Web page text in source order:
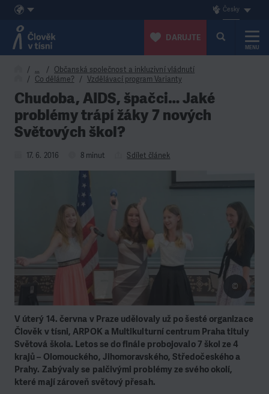
Přeskočit na obsah
Česky
DARUJTE
MENU
…
Občanská společnost a inkluzivní vládnutí
Co děláme?
Vzdělávací program Varianty
Chudoba, AIDS, špačci… Jaké
problémy trápí žáky 7 nových
Světových škol?
17. 6. 2016 8 minut Sdílet článek
V úterý 14. června v Praze udělovaly už po šesté organizace
Člověk v tísni, ARPOK a Multikulturní centrum Praha tituly
Světová škola. Letos se do finále probojovalo 7 škol ze 4
krajů – Olomouckého, Jihomoravského, Středočeského a
Prahy. Zabývaly se palčivými problémy ze svého okolí,
které mají zároveň světový přesah.
©